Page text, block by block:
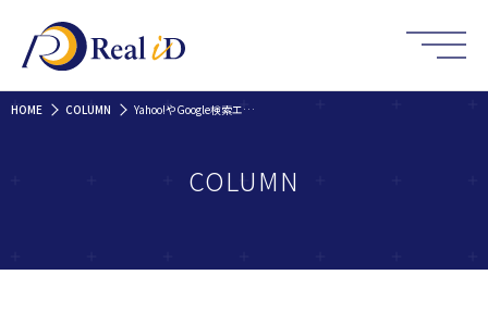
HOME COLUMN Yahoo!やGoogle検索エンジンで表示された結果に出ている、サイト紹介文は何を参考にしているのでしょうか？
COLUMN